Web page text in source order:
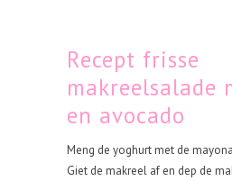
Recept frisse
makreelsalade
en avocado
Meng de yoghurt met de
Giet de makreel af en dep de